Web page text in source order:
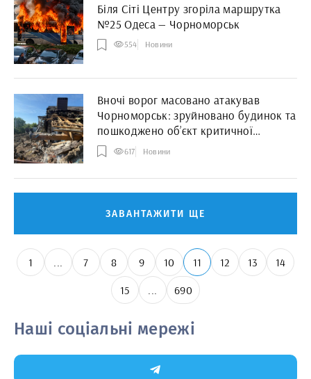
Біля Сіті Центру згоріла маршрутка
№25 Одеса — Чорноморськ
554 Новини
Вночі ворог масовано атакував
Чорноморськ: зруйновано будинок та
пошкоджено об’єкт критичної
інфраструктури
617 Новини
ЗАВАНТАЖИТИ ЩЕ
1 ... 7 8 9 10 11 12 13
14
15
... 690
Наші соціальні мережі